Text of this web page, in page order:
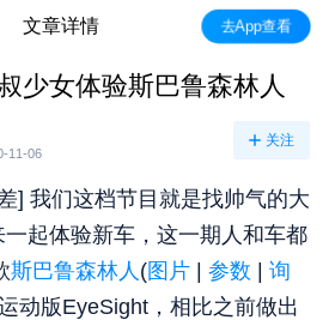
文章详情 去App查看
少女体验斯巴鲁森林人
11-06
关注
] 我们这档节目就是找帅气的大
起体验新车，这一期人和车都
斯巴鲁森林人 (图片 参数
询
动版EyeSight，相比之前做出